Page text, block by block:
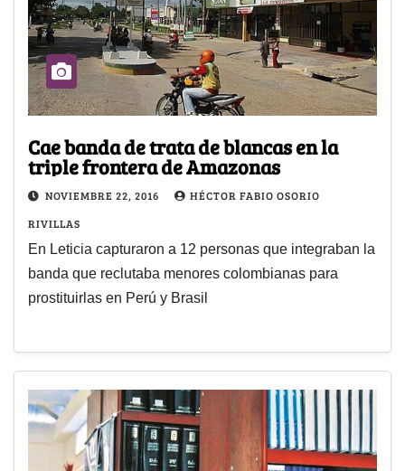
Cae banda de trata de blancas en la
triple frontera de Amazonas
NOVIEMBRE 22, 2016
HÉCTOR FABIO OSORIO
RIVILLAS
En Leticia capturaron a 12 personas que integraban la
banda que reclutaba menores colombianas para
prostituirlas en Perú y Brasil